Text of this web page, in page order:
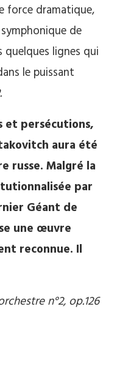
force dramatique,
de
lignes qui
le puissant
et persécutions,
aura été
russe. Malgré la
par
Géant de
une œuvre
reconnue. Il
n°2, op.126